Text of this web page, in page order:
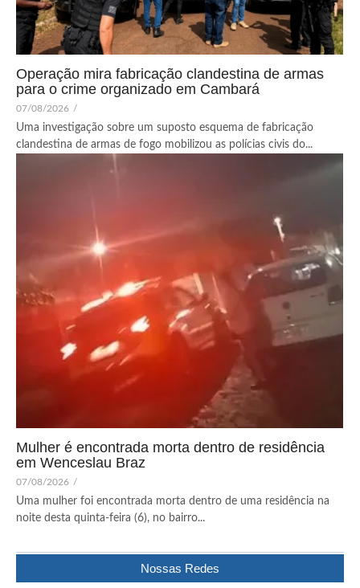
Operação mira fabricação clandestina de armas
para o crime organizado em Cambará
07/08/2026 /
Uma investigação sobre um suposto esquema de fabricação
clandestina de armas de fogo mobilizou as polícias civis do...
Mulher é encontrada morta dentro de residência
em Wenceslau Braz
07/08/2026 /
Uma mulher foi encontrada morta dentro de uma residência na
noite desta quinta-feira (6), no bairro...
Nossas Redes